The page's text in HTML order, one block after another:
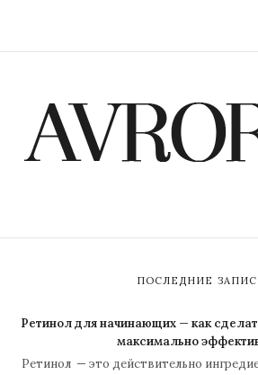
ПОСЛЕДНИЕ
Ретинол для начинающих — как
максимально
Ретинол — это действительно